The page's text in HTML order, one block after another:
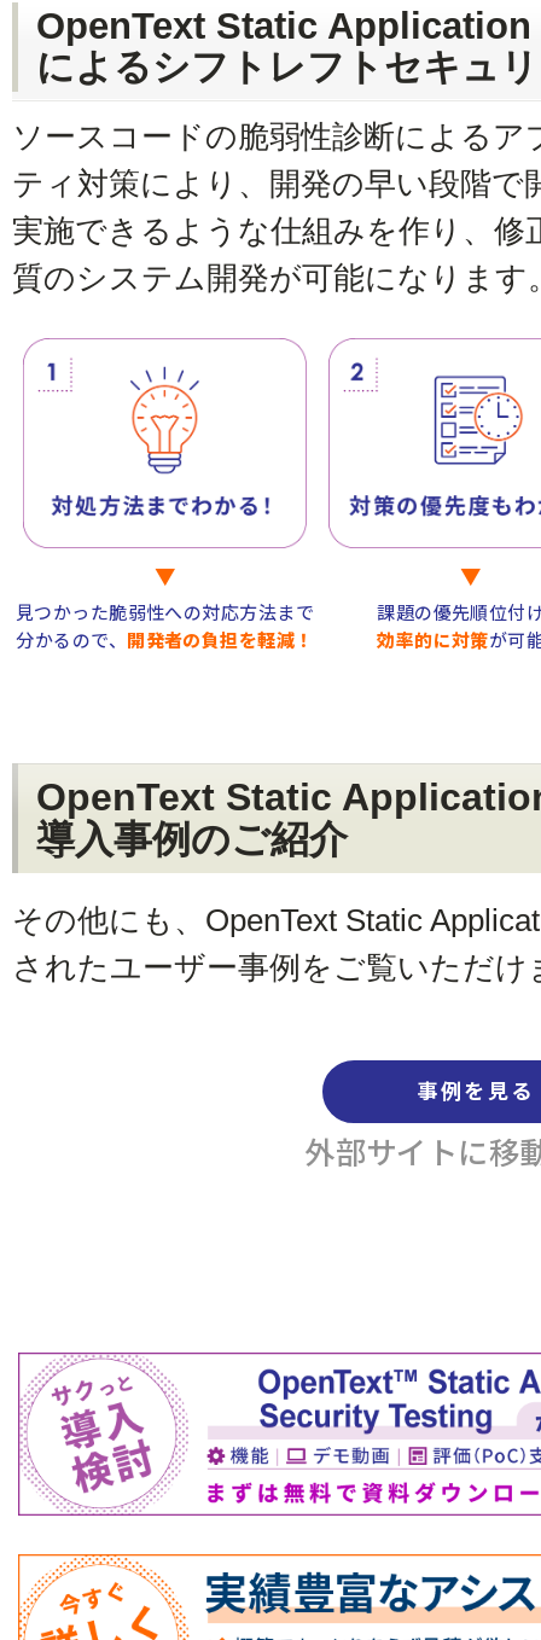
OpenText Static
によるシフトレフトセキュ
ソースコードの脆弱性診断による
ティ対策により、開発の早い段階で
実施できるような仕組みを作り、修
質のシステム開発が可能になります
▼ ▼
見つかった脆弱性への対応方法まで
分かるので、 開発者の負担を軽減！
課題の優先順位付
効率的に対策が可
OpenText Static
導入事例のご紹介
その他にも、OpenText Static
されたユーザー事例をご覧いただけ
事例を見る
外部サイトに移